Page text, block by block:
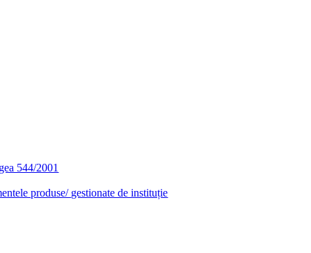
544/2001
produse/ gestionate de instituție